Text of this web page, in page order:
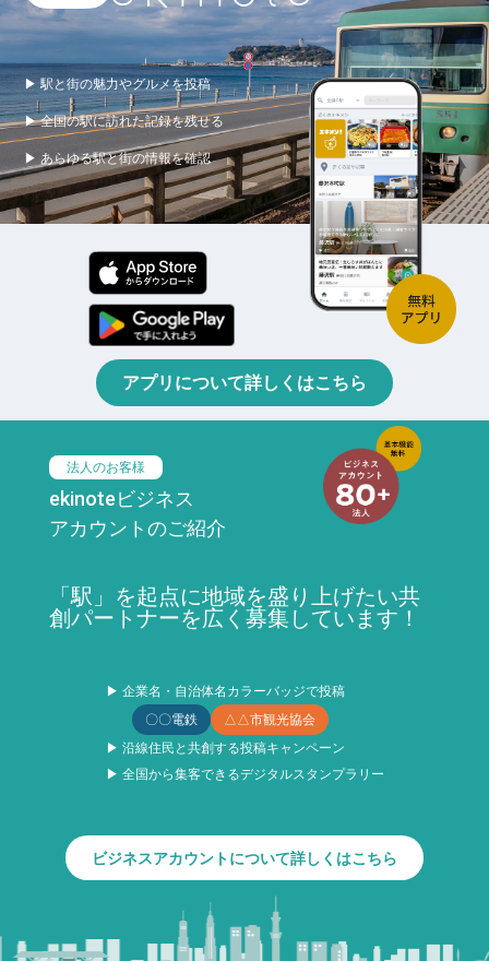
▶ 駅と街の魅力やグルメを投稿
▶ 全国の駅に訪れた記録を残せる
▶ あらゆる駅と街の情報を確認
アプリについて詳しくはこちら
法人のお客様
ekinoteビジネス
アカウントのご紹介
「駅」を起点に地域を盛り上げたい共
創パートナーを広く募集しています！
▶ 企業名・自治体名カラーバッジで投稿
〇〇電鉄
△△市観光協会
▶ 沿線住民と共創する投稿キャンペーン
▶ 全国から集客できるデジタルスタンプラリー
ビジネスアカウントについて詳しくはこちら